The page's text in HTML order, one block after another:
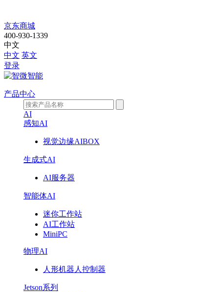
公
司
动
态
京东商城
400-930-1339
中文
中文 英文
登录
产品中心
AI
感知AI
视觉边缘AIBOX
生成式AI
AI服务器
智能体AI
迷你工作站
AI工作站
MiniPC
物理AI
人形机器人控制器
Jetson系列